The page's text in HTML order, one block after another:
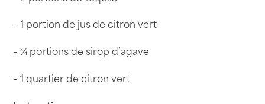
– 1 portion de jus de citron vert
– ¾ portions de sirop d’agave
– 1 quartier de citron vert